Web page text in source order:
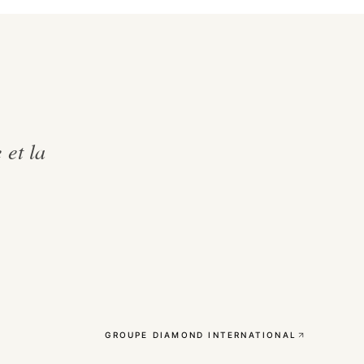
et la
GROUPE DIAMOND INTERNATIONAL